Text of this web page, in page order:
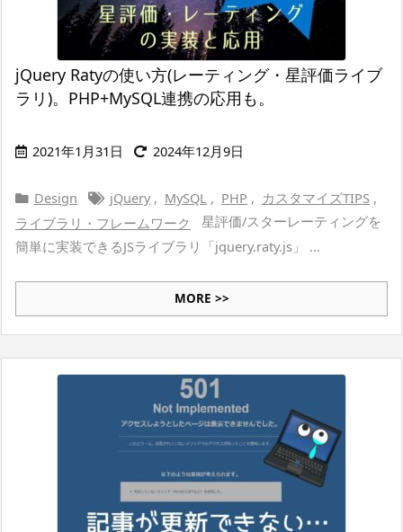
jQuery Ratyの使い方(レーティング・星評価ライブ
ラリ)。PHP+MySQL連携の応用も。
2021年1月31日 2024年12月9日
Design jQuery , MySQL , PHP , カスタマイズTIPS ,
ライブラリ・フレームワーク
星評価/スターレーティングを
簡単に実装できるJSライブラリ「jquery.raty.js」 ...
MORE >>